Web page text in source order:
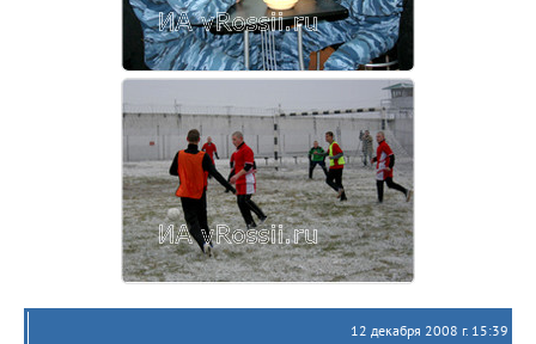
12 декабря 2008 г. 15:39